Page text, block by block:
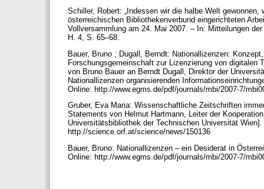
Schiller, Robert: „Indessen wir die halbe Welt
österreichischen Bibliothekenverbund eingerichteten
Vollversammlung am 24. Mai 2007. – In: Mitteilungen
H. 4, S. 65–68.
Bauer, Bruno ; Dugall, Berndt: Nationallizenzen:
Forschungsgemeinschaft zur Lizenzierung von digitalen
von Bruno Bauer an Berndt Dugall, Direktor der
Nationallizenzen organisierenden
Online: http://www.egms.de/pdf/journals/mbi/2007-7/
Gruber, Eva Maria: Wissenschaftliche Zeitschriften
Statements von Helmut Hartmann, Leiter der
Universitätsbibliothek der Technischen Universität
http://science.orf.at/science/news/150136
Bauer, Bruno: Nationallizenzen – ein Desiderat in
Online: http://www.egms.de/pdf/journals/mbi/2007-7/